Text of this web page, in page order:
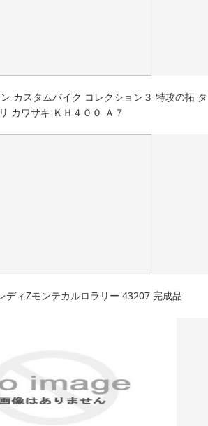
カスタムバイク コレクション３ 特攻の拓 タ
カワサキ ＫＨ４００ Ａ７
ディZモンテカルロラリー 43207 完成品